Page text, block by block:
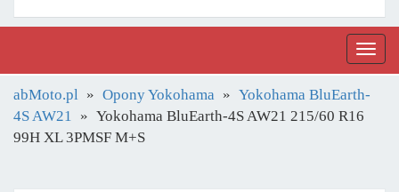
abMoto.pl Opony Yokohama
Yokohama BluEarth-
4S AW21
Yokohama BluEarth-4S AW21 215/60 R16
99H XL 3PMSF M+S